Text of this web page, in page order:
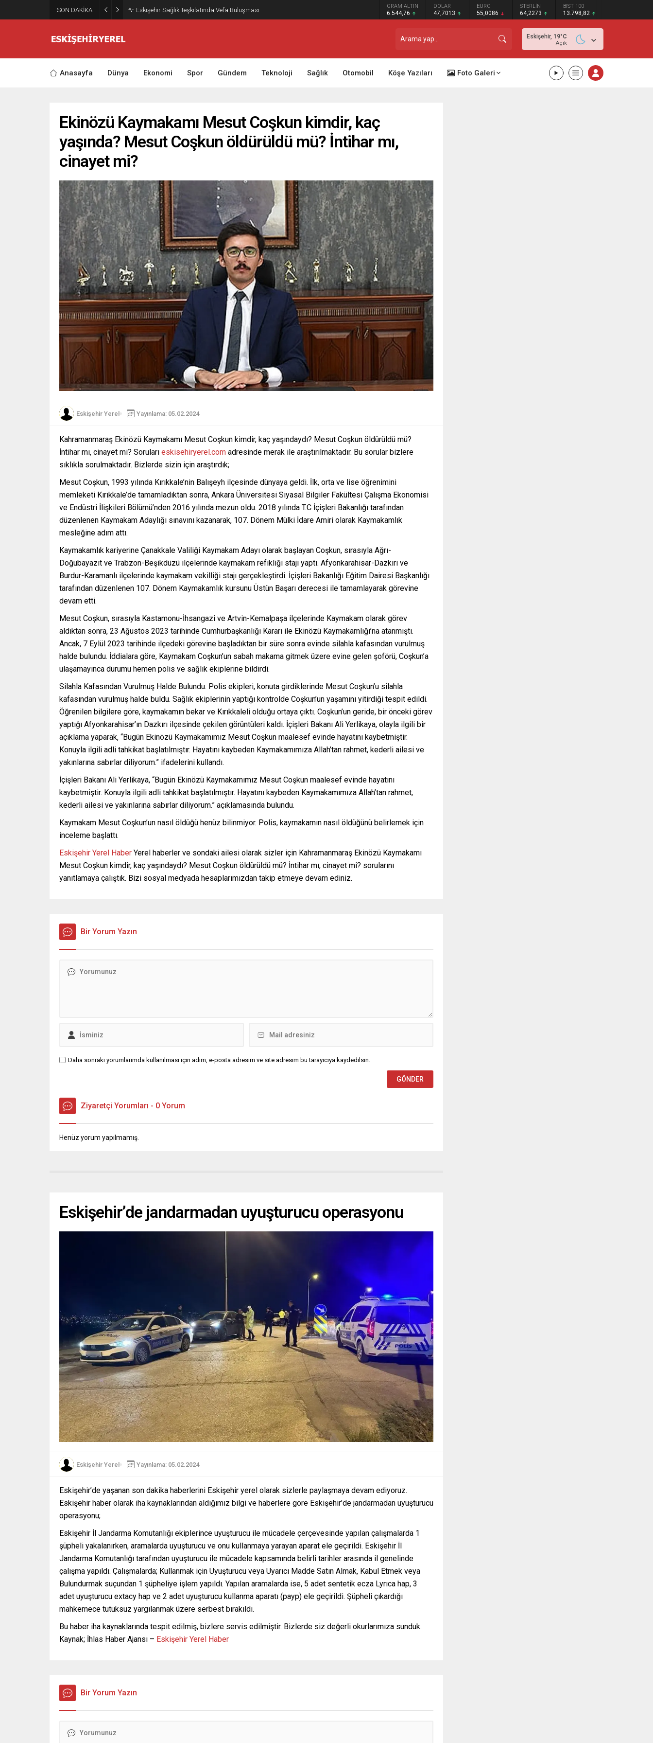
SON DAKİKA Eskişehir Sağlık Teşkilatında Vefa Buluşması GRAM ALTIN
6.544,76
DOLAR
47,7013
EURO
55,0086
STERLİN
64,2273
BIST 100
13.798,82
Eskişehir, 19°C
Açık
Anasayfa Dünya Ekonomi Spor Gündem Teknoloji Sağlık Otomobil Köşe Yazıları Foto Galeri
Ekinözü Kaymakamı Mesut Coşkun kimdir, kaç
yaşında? Mesut Coşkun öldürüldü mü? İntihar mı,
cinayet mi?
Eskişehir Yerel Yayınlama: 05.02.2024
Kahramanmaraş Ekinözü Kaymakamı Mesut Coşkun kimdir, kaç yaşındaydı? Mesut Coşkun öldürüldü mü?
İntihar mı, cinayet mi? Soruları eskisehiryerel.com adresinde merak ile araştırılmaktadır. Bu sorular bizlere
sıklıkla sorulmaktadır. Bizlerde sizin için araştırdık;
Mesut Coşkun, 1993 yılında Kırıkkale’nin Balışeyh ilçesinde dünyaya geldi. İlk, orta ve lise öğrenimini
memleketi Kırıkkale’de tamamladıktan sonra, Ankara Üniversitesi Siyasal Bilgiler Fakültesi Çalışma Ekonomisi
ve Endüstri İlişkileri Bölümü’nden 2016 yılında mezun oldu. 2018 yılında T.C İçişleri Bakanlığı tarafından
düzenlenen Kaymakam Adaylığı sınavını kazanarak, 107. Dönem Mülki İdare Amiri olarak Kaymakamlık
mesleğine adım attı.
Kaymakamlık kariyerine Çanakkale Valiliği Kaymakam Adayı olarak başlayan Coşkun, sırasıyla Ağrı-
Doğubayazıt ve Trabzon-Beşikdüzü ilçelerinde kaymakam refikliği stajı yaptı. Afyonkarahisar-Dazkırı ve
Burdur-Karamanlı ilçelerinde kaymakam vekilliği stajı gerçekleştirdi. İçişleri Bakanlığı Eğitim Dairesi Başkanlığı
tarafından düzenlenen 107. Dönem Kaymakamlık kursunu Üstün Başarı derecesi ile tamamlayarak görevine
devam etti.
Mesut Coşkun, sırasıyla Kastamonu-İhsangazi ve Artvin-Kemalpaşa ilçelerinde Kaymakam olarak görev
aldıktan sonra, 23 Ağustos 2023 tarihinde Cumhurbaşkanlığı Kararı ile Ekinözü Kaymakamlığı’na atanmıştı.
Ancak, 7 Eylül 2023 tarihinde ilçedeki görevine başladıktan bir süre sonra evinde silahla kafasından vurulmuş
halde bulundu. İddialara göre, Kaymakam Coşkun’un sabah makama gitmek üzere evine gelen şoförü, Coşkun’a
ulaşamayınca durumu hemen polis ve sağlık ekiplerine bildirdi.
Silahla Kafasından Vurulmuş Halde Bulundu. Polis ekipleri, konuta girdiklerinde Mesut Coşkun’u silahla
kafasından vurulmuş halde buldu. Sağlık ekiplerinin yaptığı kontrolde Coşkun’un yaşamını yitirdiği tespit edildi.
Öğrenilen bilgilere göre, kaymakamın bekar ve Kırıkkaleli olduğu ortaya çıktı. Coşkun’un geride, bir önceki görev
yaptığı Afyonkarahisar’ın Dazkırı ilçesinde çekilen görüntüleri kaldı. İçişleri Bakanı Ali Yerlikaya, olayla ilgili bir
açıklama yaparak, “Bugün Ekinözü Kaymakamımız Mesut Coşkun maalesef evinde hayatını kaybetmiştir.
Konuyla ilgili adli tahkikat başlatılmıştır. Hayatını kaybeden Kaymakamımıza Allah’tan rahmet, kederli ailesi ve
yakınlarına sabırlar diliyorum.” ifadelerini kullandı.
İçişleri Bakanı Ali Yerlikaya, “Bugün Ekinözü Kaymakamımız Mesut Coşkun maalesef evinde hayatını
kaybetmiştir. Konuyla ilgili adli tahkikat başlatılmıştır. Hayatını kaybeden Kaymakamımıza Allah’tan rahmet,
kederli ailesi ve yakınlarına sabırlar diliyorum.” açıklamasında bulundu.
Kaymakam Mesut Coşkun’un nasıl öldüğü henüz bilinmiyor. Polis, kaymakamın nasıl öldüğünü belirlemek için
inceleme başlattı.
Eskişehir Yerel Haber Yerel haberler ve sondaki ailesi olarak sizler için Kahramanmaraş Ekinözü Kaymakamı
Mesut Coşkun kimdir, kaç yaşındaydı? Mesut Coşkun öldürüldü mü? İntihar mı, cinayet mi? sorularını
yanıtlamaya çalıştık. Bizi sosyal medyada hesaplarımızdan takip etmeye devam ediniz.
Bir Yorum Yazın
Daha sonraki yorumlarımda kullanılması için adım, e-posta adresim ve site adresim bu tarayıcıya kaydedilsin.
Ziyaretçi Yorumları - 0 Yorum
Henüz yorum yapılmamış.
Eskişehir’de jandarmadan uyuşturucu operasyonu
Eskişehir Yerel Yayınlama: 05.02.2024
Eskişehir’de yaşanan son dakika haberlerini Eskişehir yerel olarak sizlerle paylaşmaya devam ediyoruz.
Eskişehir haber olarak iha kaynaklarından aldığımız bilgi ve haberlere göre Eskişehir’de jandarmadan uyuşturucu
operasyonu;
Eskişehir İl Jandarma Komutanlığı ekiplerince uyuşturucu ile mücadele çerçevesinde yapılan çalışmalarda 1
şüpheli yakalanırken, aramalarda uyuşturucu ve onu kullanmaya yarayan aparat ele geçirildi. Eskişehir İl
Jandarma Komutanlığı tarafından uyuşturucu ile mücadele kapsamında belirli tarihler arasında il genelinde
çalışma yapıldı. Çalışmalarda; Kullanmak için Uyuşturucu veya Uyarıcı Madde Satın Almak, Kabul Etmek veya
Bulundurmak suçundan 1 şüpheliye işlem yapıldı. Yapılan aramalarda ise, 5 adet sentetik ecza Lyrıca hap, 3
adet uyuşturucu extacy hap ve 2 adet uyuşturucu kullanma aparatı (payp) ele geçirildi. Şüpheli çıkardığı
mahkemece tutuksuz yargılanmak üzere serbest bırakıldı.
Bu haber iha kaynaklarında tespit edilmiş, bizlere servis edilmiştir. Bizlerde siz değerli okurlarımıza sunduk.
Kaynak; İhlas Haber Ajansı – Eskişehir Yerel Haber
Bir Yorum Yazın